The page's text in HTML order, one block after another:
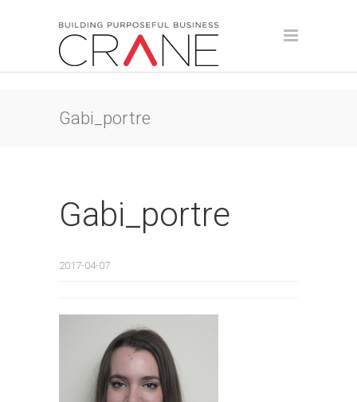
Gabi_portre
Gabi_portre
2017-04-07